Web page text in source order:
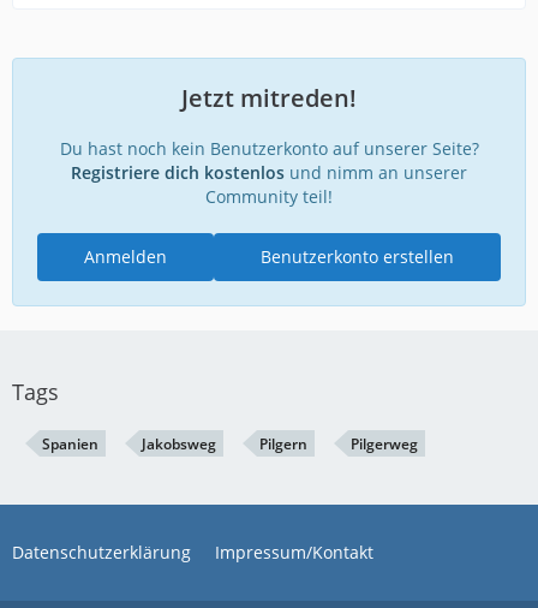
Jetzt mitreden!
Du hast noch kein Benutzerkonto auf unserer Seite?
Registriere dich kostenlos und nimm an unserer
Community teil!
Benutzerkonto erstellen
Anmelden
Tags
Spanien Jakobsweg Pilgern Pilgerweg
Datenschutzerklärung Impressum/Kontakt